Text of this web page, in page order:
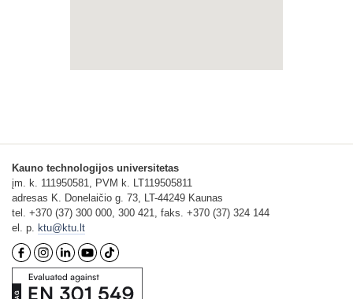
Kauno technologijos universitetas
įm. k. 111950581, PVM k. LT119505811
adresas K. Donelaičio g. 73, LT-44249 Kaunas
tel. +370 (37) 300 000, 300 421, faks. +370 (37) 324 144
el. p. ktu@ktu.lt